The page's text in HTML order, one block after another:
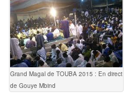
Grand Magal de TOUBA 2015 : En direct
de Gouye Mbind